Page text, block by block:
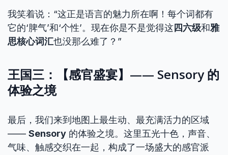
我笑着说：“这正是语言的魅力所在啊！每个词都有
它的‘脾气’和‘个性’。现在你是不是觉得这四六级和雅
思核心词汇也没那么难了？”
王国三：【感官盛宴】—— Sensory 的
体验之境
最后，我们来到地图上最生动、最充满活力的区域
—— Sensory 的体验之境。这里五光十色，声音、
气味、触感交织在一起，构成了一场盛大的感官派